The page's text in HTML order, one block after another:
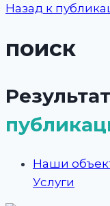
Назад к
поиск
Наши
Услуги